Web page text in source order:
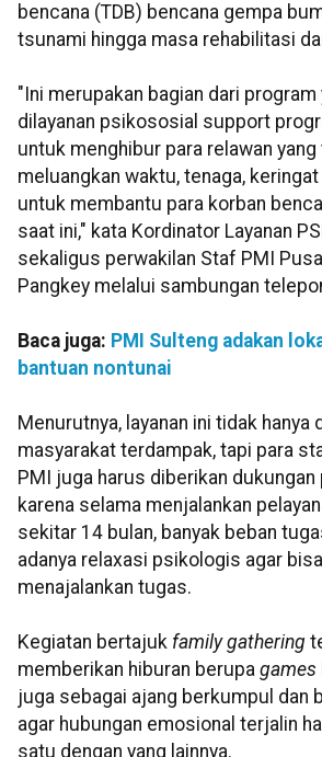
bencana (TDB) bencana gempa
tsunami hingga masa rehabilitasi
"Ini merupakan bagian dari program
dilayanan psikososial support
untuk menghibur para relawan
meluangkan waktu, tenaga,
untuk membantu para korban
saat ini," kata Kordinator Layanan
sekaligus perwakilan Staf PMI
Pangkey melalui sambungan
Baca juga: PMI Sulteng adakan
bantuan nontunai
Menurutnya, layanan ini tidak hanya
masyarakat terdampak, tapi para
PMI juga harus diberikan
karena selama menjalankan
sekitar 14 bulan, banyak beban
adanya relaxasi psikologis agar
menajalankan tugas.
Kegiatan bertajuk family gathering
memberikan hiburan berupa games
juga sebagai ajang berkumpul dan
agar hubungan emosional terjalin
satu dengan yang lainnya.